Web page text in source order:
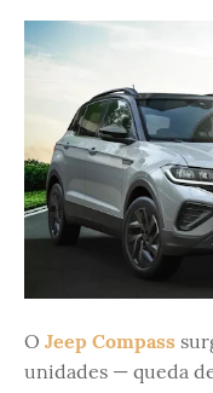
O Jeep Compass
unidades — queda